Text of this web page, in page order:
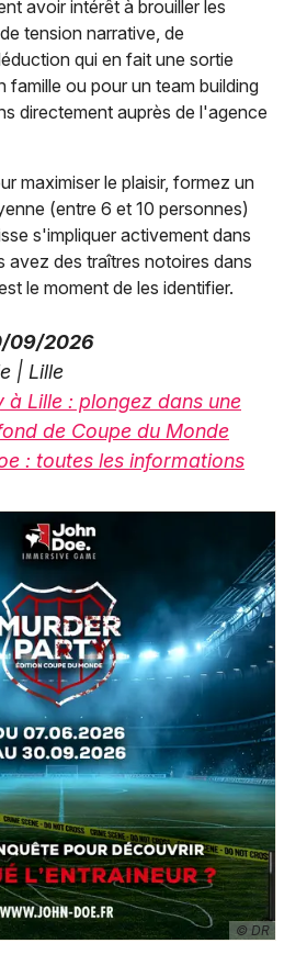
avoir intérêt à brouiller les
tension narrative, de
qui en fait une sortie
famille ou pour un team building
directement auprès de l'agence
maximiser le plaisir, formez un
(entre 6 et 10 personnes)
s'impliquer activement dans
avez des traîtres notoires dans
le moment de les identifier.
09/2026
| Lille
à Lille : plongez dans une
de Coupe du Monde
: toutes les informations
© DR